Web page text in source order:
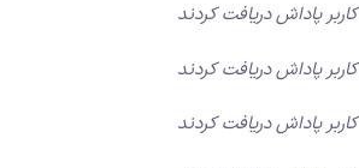
کاربر پاداش دریافت کردند
کاربر پاداش دریافت کردند
کاربر پاداش دریافت کردند